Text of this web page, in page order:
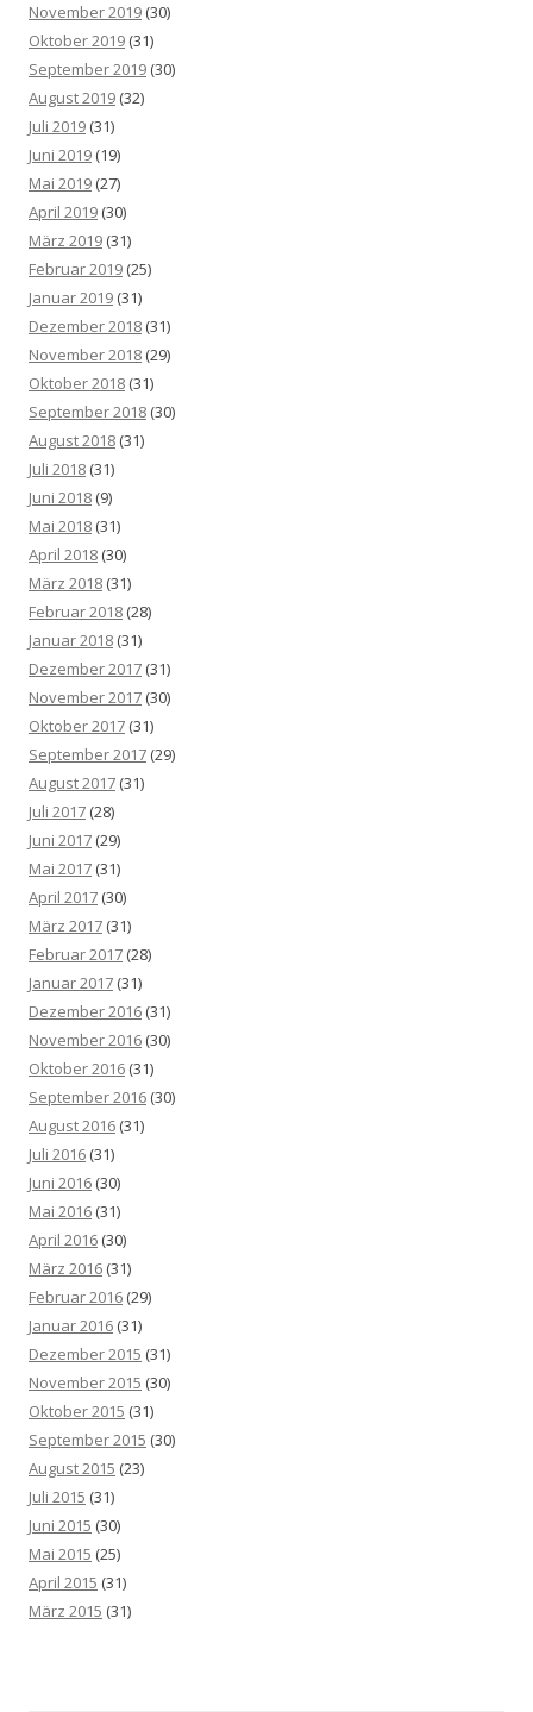
November 2019 (30)
Oktober 2019 (31)
September 2019 (30)
August 2019 (32)
Juli 2019 (31)
Juni 2019 (19)
Mai 2019 (27)
April 2019 (30)
März 2019 (31)
Februar 2019 (25)
Januar 2019 (31)
Dezember 2018 (31)
November 2018 (29)
Oktober 2018 (31)
September 2018 (30)
August 2018 (31)
Juli 2018 (31)
Juni 2018 (9)
Mai 2018 (31)
April 2018 (30)
März 2018 (31)
Februar 2018 (28)
Januar 2018 (31)
Dezember 2017 (31)
November 2017 (30)
Oktober 2017 (31)
September 2017 (29)
August 2017 (31)
Juli 2017 (28)
Juni 2017 (29)
Mai 2017 (31)
April 2017 (30)
März 2017 (31)
Februar 2017 (28)
Januar 2017 (31)
Dezember 2016 (31)
November 2016 (30)
Oktober 2016 (31)
September 2016 (30)
August 2016 (31)
Juli 2016 (31)
Juni 2016 (30)
Mai 2016 (31)
April 2016 (30)
März 2016 (31)
Februar 2016 (29)
Januar 2016 (31)
Dezember 2015 (31)
November 2015 (30)
Oktober 2015 (31)
September 2015 (30)
August 2015 (23)
Juli 2015 (31)
Juni 2015 (30)
Mai 2015 (25)
April 2015 (31)
März 2015 (31)